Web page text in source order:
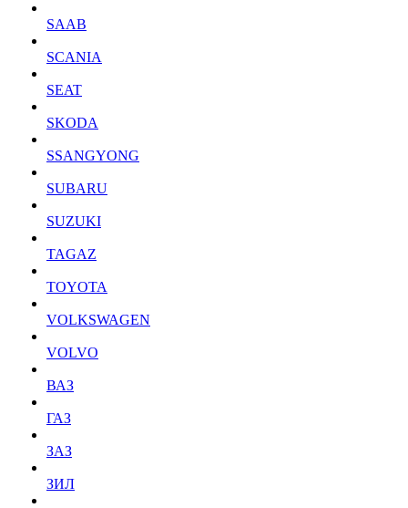
SAAB
SCANIA
SEAT
SKODA
SSANGYONG
SUBARU
SUZUKI
TAGAZ
TOYOTA
VOLKSWAGEN
VOLVO
ВАЗ
ГАЗ
ЗАЗ
ЗИЛ